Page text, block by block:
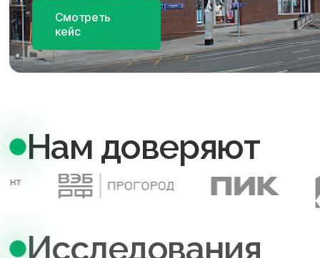
Смотреть
кейс
Нам доверяют
Исследования